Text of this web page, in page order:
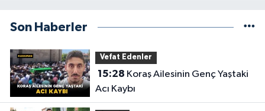
Son Haberler
Vefat Edenler
15:28
Acı Kaybı